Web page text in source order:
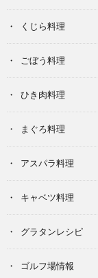
くじら料理
ごぼう料理
ひき肉料理
まぐろ料理
アスパラ料理
キャベツ料理
グラタンレシピ
ゴルフ場情報